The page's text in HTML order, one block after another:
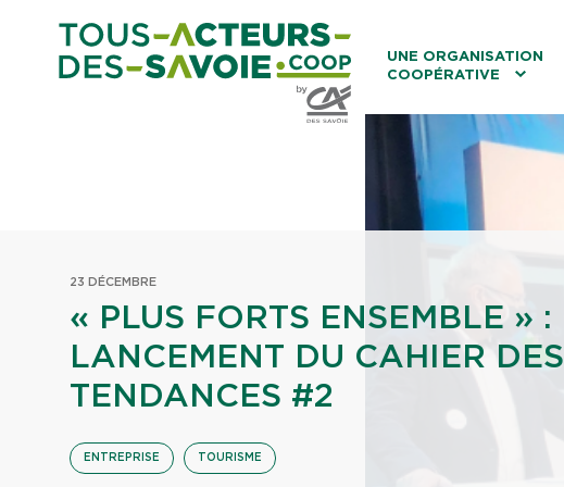
UNE ORGANISATION
COOPÉRATIVE
Caisses Locales
23 DÉCEMBRE
« PLUS FORTS ENSEMBLE » :
LANCEMENT DU CAHIER DES
TENDANCES #2
ENTREPRISE TOURISME